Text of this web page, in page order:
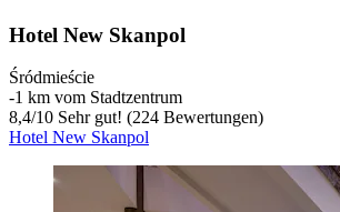
Hotel New Skanpol
Śródmieście
‐1 km vom Stadtzentrum
8,4/10 Sehr gut! (224 Bewertungen)
Hotel New Skanpol